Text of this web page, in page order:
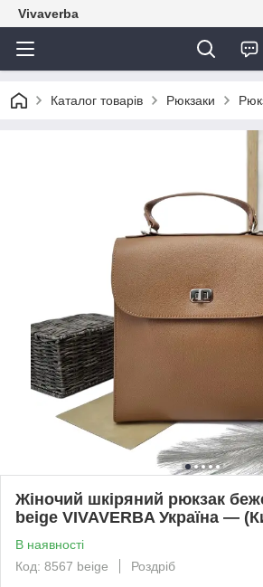
Vivaverba
Каталог товарів Рюкзаки
Жіночий шкіряний рюкзак
beige VIVAVERBA Україна —
В наявності
Код: 8567 beige
Роздріб